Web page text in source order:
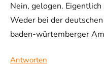
Nein, gelogen.
Weder bei der
baden-würtemberger
Antworten